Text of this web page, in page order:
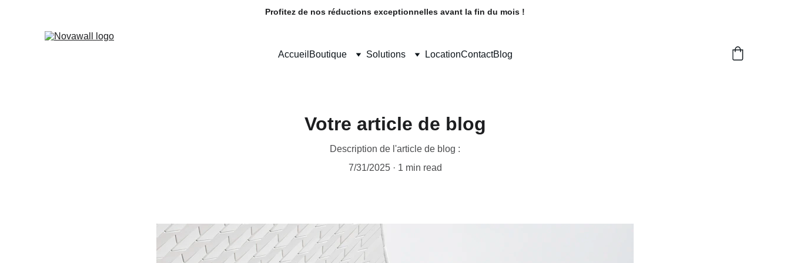
Profitez de nos réductions exceptionnelles avant la fin du mois !
Accueil Boutique Solutions LocationContactBlog
Votre article de blog
Description de l'article de blog :
7/31/2025
1 min read